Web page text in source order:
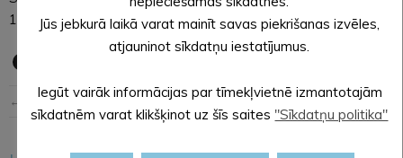
11. Par pabalsta piešķiršanu [..].
← Iepriekšējā ziņa Nākošā ziņa →
Jūs jebkurā laikā varat mainīt savas piekrišanas izvēles,
atjauninot sīkdatņu iestatījumus.
Iegūt vairāk informācijas par tīmekļvietnē izmantotajām
sīkdatnēm varat klikšķinot uz šīs saites "Sīkdatņu politika"